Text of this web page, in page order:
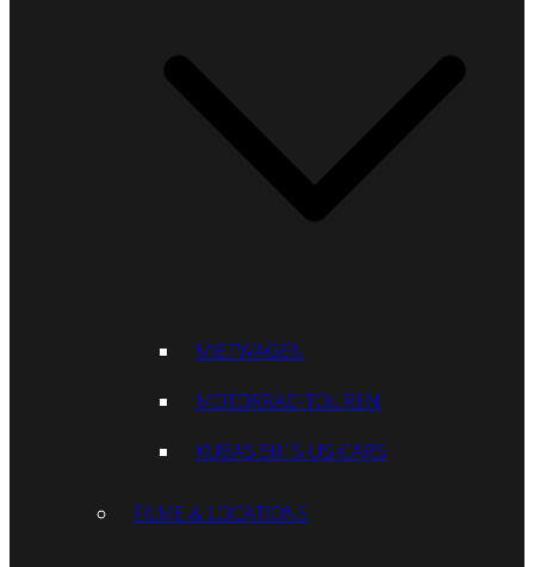
MIETWAGEN
MOTORRAD-TOUREN
KUBAS 50´S-US-CARS
FILME & LOCATIONS